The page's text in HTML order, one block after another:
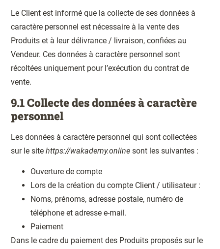
Le Client est informé que la collecte de ses données à
caractère personnel est nécessaire à la vente des
Produits et à leur délivrance / livraison, confiées au
Vendeur. Ces données à caractère personnel sont
récoltées uniquement pour l’exécution du contrat de
vente.
9.1 Collecte des données à caractère
personnel
Les données à caractère personnel qui sont collectées
sur le sitehttps://wakademy.online sont les suivantes :
Ouverture de compte
Lors de la création du compte Client / utilisateur :
Noms, prénoms, adresse postale, numéro de
téléphone et adresse e-mail.
Paiement
Dans le cadre du paiement des Produits proposés sur le